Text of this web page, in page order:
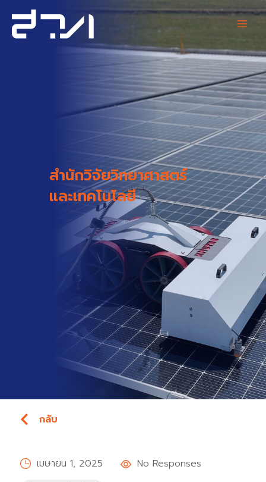
content
Main
สำนักวิจัยวิทยาศาสตร์
และเทคโนโลยี
กลับ
เมษายน 1, 2025
No Responses